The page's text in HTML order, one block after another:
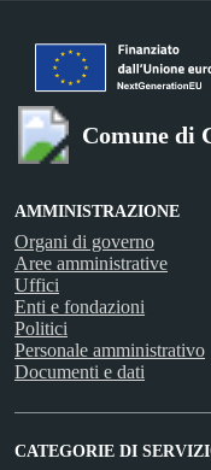
Comune di
AMMINISTRAZIONE
Organi di governo
Aree amministrative
Uffici
Enti e fondazioni
Politici
Personale amministrativo
Documenti e dati
CATEGORIE DI